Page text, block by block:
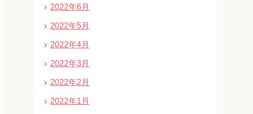
2022年6月
2022年5月
2022年4月
2022年3月
2022年2月
2022年1月